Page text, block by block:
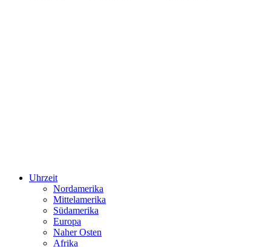
Uhrzeit
Nordamerika
Mittelamerika
Südamerika
Europa
Naher Osten
Afrika